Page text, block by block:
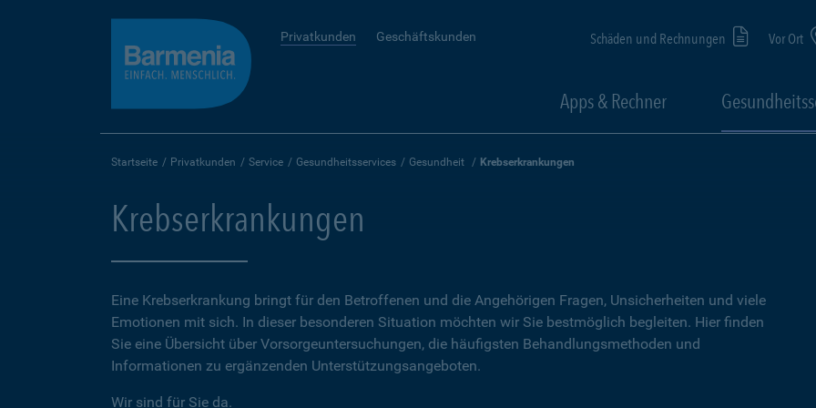
Privatkunden Geschäftskunden Schäden und Rechnungen Vor Ort
Apps & Rechner
Startseite Privatkunden Service Gesundheitsservices Gesundheit Krebserkrankungen
Krebserkrankungen
Eine Krebserkrankung bringt für den Betroffenen und die Angehörigen Fragen, Unsicherheiten und viele
Emotionen mit sich. In dieser besonderen Situation möchten wir Sie bestmöglich begleiten. Hier finden
Sie eine Übersicht über Vorsorgeuntersuchungen, die häufigsten Behandlungsmethoden und
Informationen zu ergänzenden Unterstützungsangeboten.
Wir sind für Sie da.